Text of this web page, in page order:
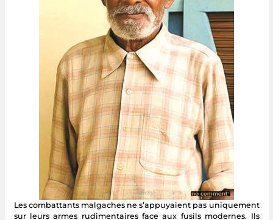
Les combattants malgaches ne s’appuyaient pas uniquement
sur leurs armes rudimentaires face aux fusils modernes. Ils